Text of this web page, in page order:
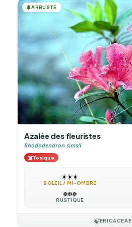
🌲ARBUSTE
Azalée des fleuristes
Rhododendron simsii
☠️Toxique
☀️☀️☀️
SOLEIL / MI-OMBRE
❄️❄️❄️
RUSTIQUE
🍃ERICACEAE